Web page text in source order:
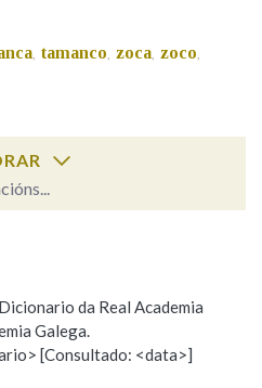
, tamanco, zoca, zoco,
un erro na palabra
da Real Academia
Galega.
[Consultado: <data>]